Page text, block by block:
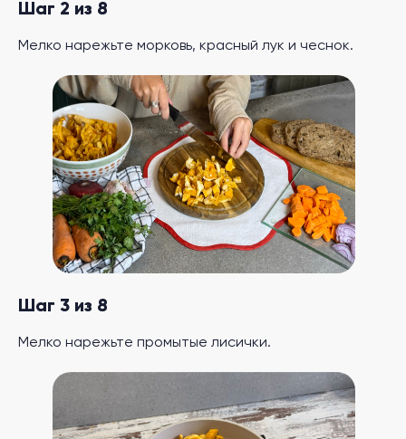
Шаг 2 из 8
Мелко нарежьте морковь, красный лук и чеснок.
Шаг 3 из 8
Мелко нарежьте промытые лисички.